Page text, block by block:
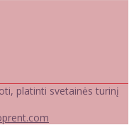
platinti svetainės turinį